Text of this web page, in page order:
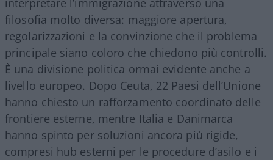
interpretare l’immigrazione attraverso una
filosofia molto diversa: maggiore apertura,
regolarizzazioni e la convinzione che il problema
principale siano coloro che chiedono più controlli.
È una divisione politica ormai evidente anche a
livello europeo. Dopo Ceuta, 22 Paesi dell’Unione
hanno chiesto un rafforzamento coordinato delle
frontiere esterne, mentre Italia e Danimarca
hanno spinto per soluzioni ancora più rigide,
compresi hub esterni per le procedure d’asilo e i